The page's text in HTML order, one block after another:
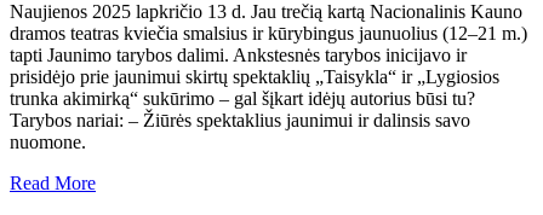
Naujienos 2025 lapkričio 13 d. Jau trečią kartą Nacionalinis Kauno
dramos teatras kviečia smalsius ir kūrybingus jaunuolius (12–21 m.)
tapti Jaunimo tarybos dalimi. Ankstesnės tarybos inicijavo ir
prisidėjo prie jaunimui skirtų spektaklių „Taisykla“ ir „Lygiosios
trunka akimirką“ sukūrimo – gal šįkart idėjų autorius būsi tu?
Tarybos nariai: – Žiūrės spektaklius jaunimui ir dalinsis savo
nuomone.
Read More